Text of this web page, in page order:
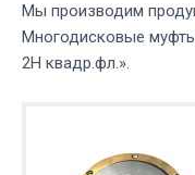
Мы производим
Многодисковые
2Н квадр.фл.».